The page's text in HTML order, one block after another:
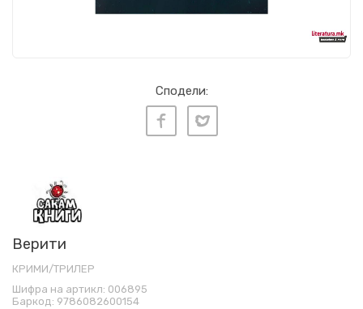
Сподели:
Верити
КРИМИ/ТРИЛЕР
Шифра на артикл: 006895
Баркод: 9786082600154